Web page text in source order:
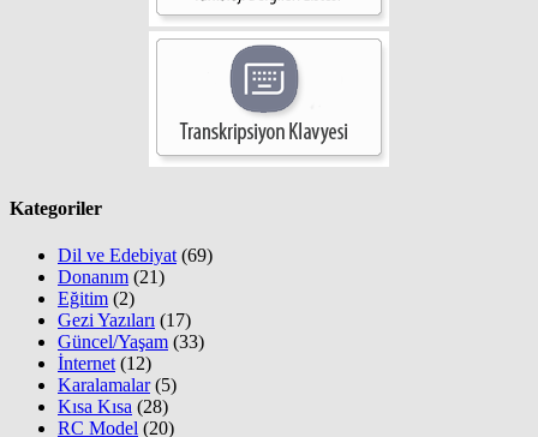
Kategoriler
Dil ve Edebiyat (69)
Donanım (21)
Eğitim (2)
Gezi Yazıları (17)
Güncel/Yaşam (33)
İnternet (12)
Karalamalar(5)
Kısa Kısa (28)
RC Model (20)